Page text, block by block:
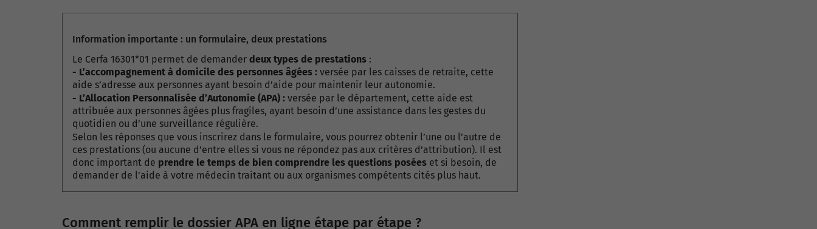
Information importante : un formulaire, deux prestations
Le Cerfa 16301*01 permet de demander deux types de prestations :
- L’accompagnement à domicile des personnes âgées : versée par les caisses de retraite, cette
aide s’adresse aux personnes ayant besoin d’aide pour maintenir leur autonomie.
- L’Allocation Personnalisée d’Autonomie (APA) : versée par le département, cette aide est
attribuée aux personnes âgées plus fragiles, ayant besoin d’une assistance dans les gestes du
quotidien ou d’une surveillance régulière.
Selon les réponses que vous inscrirez dans le formulaire, vous pourrez obtenir l’une ou l’autre de
ces prestations (ou aucune d’entre elles si vous ne répondez pas aux critères d’attribution). Il est
donc important de prendre le temps de bien comprendre les questions posées et si besoin, de
demander de l’aide à votre médecin traitant ou aux organismes compétents cités plus haut.
Comment remplir le dossier APA en ligne étape par étape ?